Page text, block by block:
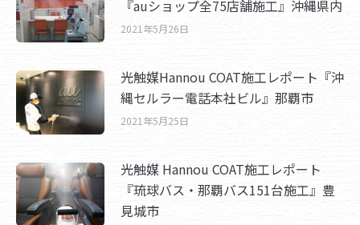
『auショップ全75店舗施工』沖縄県内
2021年5月26日
光触媒Hannou COAT施工レポート『沖
縄セルラー電話本社ビル』那覇市
2021年5月25日
光触媒 Hannou COAT施工レポート
『琉球バス・那覇バス151台施工』豊
見城市